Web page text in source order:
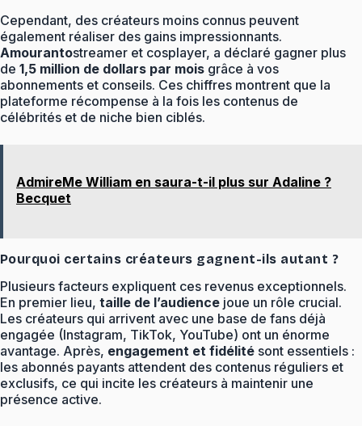
Cependant, des créateurs moins connus peuvent
également réaliser des gains impressionnants.
Amourantostreamer et cosplayer, a déclaré gagner plus
de 1,5 million de dollars par mois grâce à vos
abonnements et conseils. Ces chiffres montrent que la
plateforme récompense à la fois les contenus de
célébrités et de niche bien ciblés.
AdmireMe William en saura-t-il plus sur Adaline ?
Becquet
Pourquoi certains créateurs gagnent-ils autant ?
Plusieurs facteurs expliquent ces revenus exceptionnels.
En premier lieu, taille de l’audience joue un rôle crucial.
Les créateurs qui arrivent avec une base de fans déjà
engagée (Instagram, TikTok, YouTube) ont un énorme
avantage. Après, engagement et fidélité sont essentiels :
les abonnés payants attendent des contenus réguliers et
exclusifs, ce qui incite les créateurs à maintenir une
présence active.